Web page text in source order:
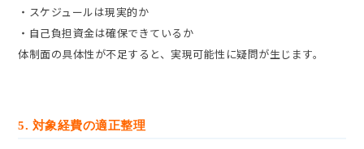
・スケジュールは現実的か
・自己負担資金は確保できているか
体制面の具体性が不足すると、実現可能性に疑問が生じます。
5. 対象経費の適正整理